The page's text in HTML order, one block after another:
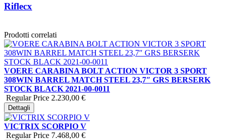
Riflecx
Prodotti correlati
VOERE CARABINA BOLT ACTION VICTOR 3 SPORT
308WIN BARREL MATCH STEEL 23,7″ GRS BERSERK
STOCK BLACK 2021-00-0011
Regular Price 2.230,00 €
Dettagli
VICTRIX SCORPIO V
Regular Price 7.468,00 €